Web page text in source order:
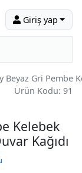
Giriş yap
Beyaz Gri Pembe
Ürün Kodu: 91
Kelebek
Kağıdı